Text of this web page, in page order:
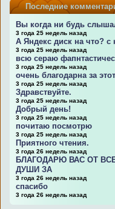
Последние
Вы когда ни будь
3 года 25 недель назад
А Яндекс диск на что? с
3 года 25 недель назад
всю сераю
3 года 25 недель назад
очень благодарна за
3 года 25 недель назад
Здравствуйте.
3 года 25 недель назад
Добрый день!
3 года 25 недель назад
почитаю посмотрю
3 года 25 недель назад
Приятного чтения.
3 года 26 недель назад
БЛАГОДАРЮ ВАС ОТ
ДУШИ ЗА
3 года 26 недель назад
спасибо
3 года 26 недель назад